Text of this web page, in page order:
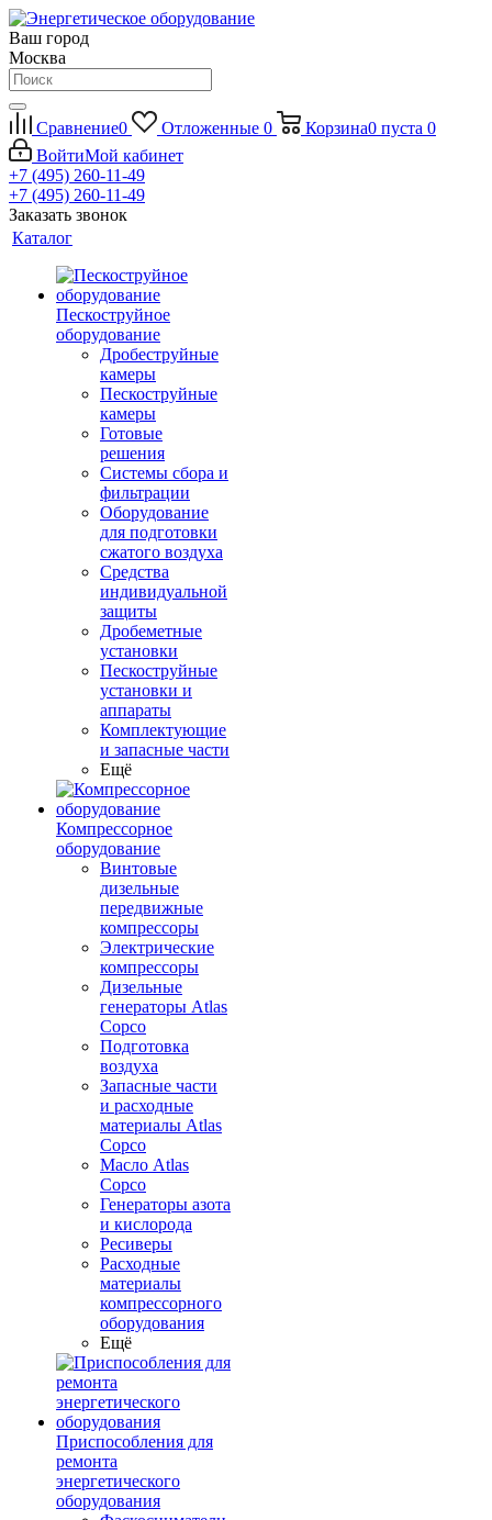
Ваш город
Москва
Сравнение0 Отложенные 0 Корзина0 пуста 0
ВойтиМой кабинет
+7 (495) 260-11-49
+7 (495) 260-11-49
Заказать звонок
Каталог
Пескоструйное
оборудование
Дробеструйные
камеры
Пескоструйные
камеры
Готовые
решения
Системы сбора и
фильтрации
Оборудование
для подготовки
сжатого воздуха
Средства
индивидуальной
защиты
Дробеметные
установки
Пескоструйные
установки и
аппараты
Комплектующие
и запасные части
Ещё
Компрессорное
оборудование
Винтовые
дизельные
передвижные
компрессоры
Электрические
компрессоры
Дизельные
генераторы Atlas
Copco
Подготовка
воздуха
Запасные части
и расходные
материалы Atlas
Copco
Масло Atlas
Copco
Генераторы азота
и кислорода
Ресиверы
Расходные
материалы
компрессорного
оборудования
Ещё
Приспособления для
ремонта
энергетического
оборудования